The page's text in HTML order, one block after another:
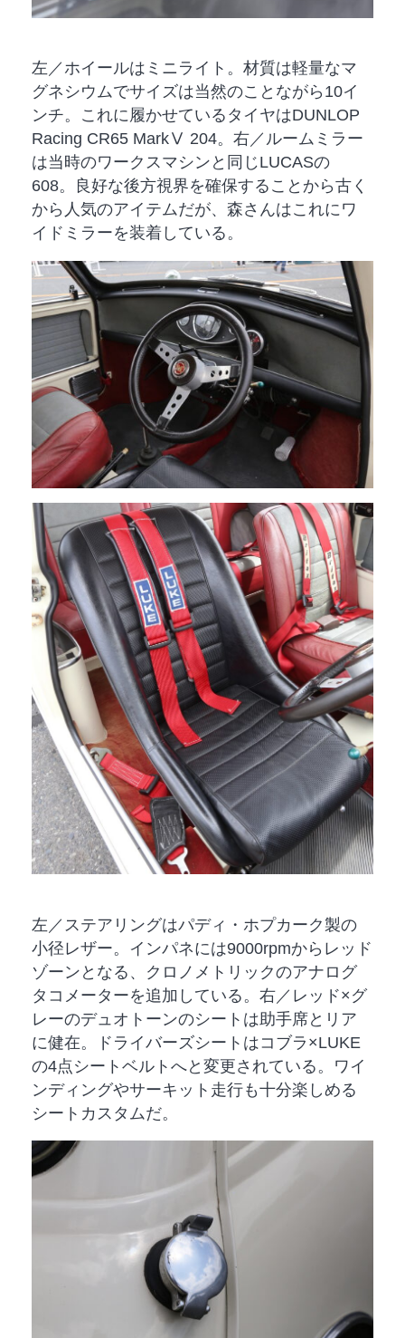
左／ホイールはミニライト。材質は軽量なマ
グネシウムでサイズは当然のことながら10イ
ンチ。これに履かせているタイヤはDUNLOP
Racing CR65 MarkⅤ 204。右／ルームミラー
は当時のワークスマシンと同じLUCASの
608。良好な後方視界を確保することから古く
から人気のアイテムだが、森さんはこれにワ
イドミラーを装着している。
左／ステアリングはパディ・ホプカーク製の
小径レザー。インパネには9000rpmからレッド
ゾーンとなる、クロノメトリックのアナログ
タコメーターを追加している。右／レッド×グ
レーのデュオトーンのシートは助手席とリア
に健在。ドライバーズシートはコブラ×LUKE
の4点シートベルトへと変更されている。ワイ
ンディングやサーキット走行も十分楽しめる
シートカスタムだ。